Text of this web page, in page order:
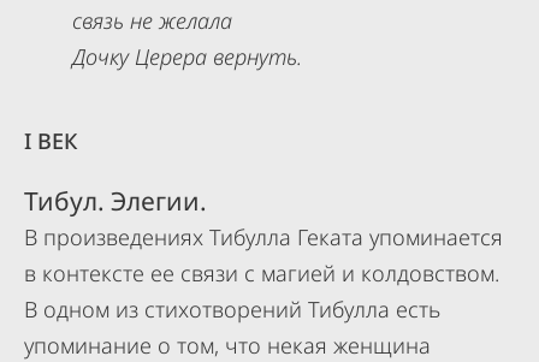
связь не желала
Дочку Церера вернуть.
I ВЕК
Тибул. Элегии.
В произведениях Тибулла Геката упоминается
в контексте ее связи с магией и колдовством.
В одном из стихотворений Тибулла есть
упоминание о том, что некая женщина